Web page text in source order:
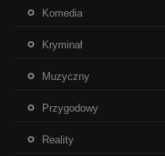
Komedia
Kryminał
Muzyczny
Przygodowy
Reality